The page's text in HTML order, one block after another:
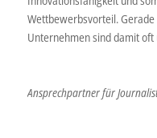
Wettbewerbsvorteil.
Unternehmen sind damit
Ansprechpartner für